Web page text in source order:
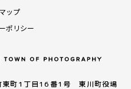
ップ
ポリシー
町1丁目16番1号 東川町役場